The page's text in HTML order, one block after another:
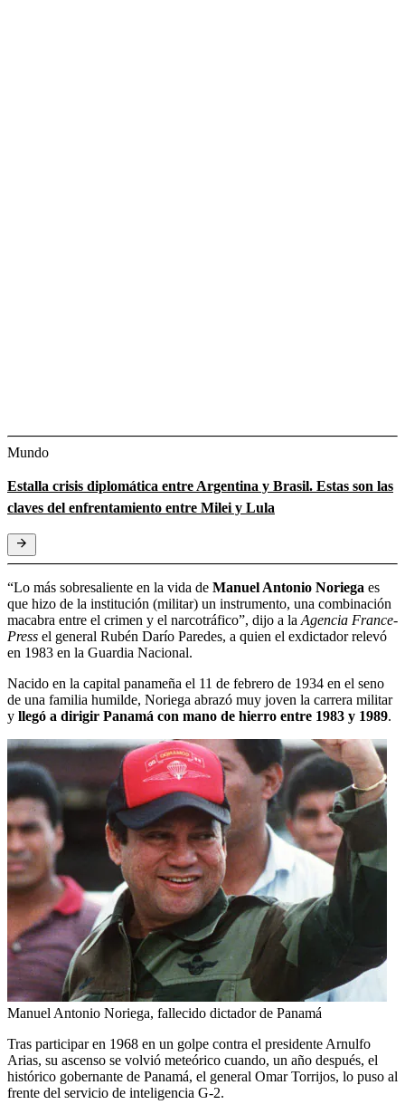
Mundo
Estalla crisis diplomática entre Argentina y Brasil. Estas son las
claves del enfrentamiento entre Milei y Lula
“Lo más sobresaliente en la vida de Manuel Antonio Noriega es
que hizo de la institución (militar) un instrumento, una combinación
macabra entre el crimen y el narcotráfico”, dijo a la Agencia France-
Press el general Rubén Darío Paredes, a quien el exdictador relevó
en 1983 en la Guardia Nacional.
Nacido en la capital panameña el 11 de febrero de 1934 en el seno
de una familia humilde, Noriega abrazó muy joven la carrera militar
y llegó a dirigir Panamá con mano de hierro entre 1983 y 1989.
Manuel Antonio Noriega, fallecido dictador de Panamá
Tras participar en 1968 en un golpe contra el presidente Arnulfo
Arias, su ascenso se volvió meteórico cuando, un año después, el
histórico gobernante de Panamá, el general Omar Torrijos, lo puso al
frente del servicio de inteligencia G-2.